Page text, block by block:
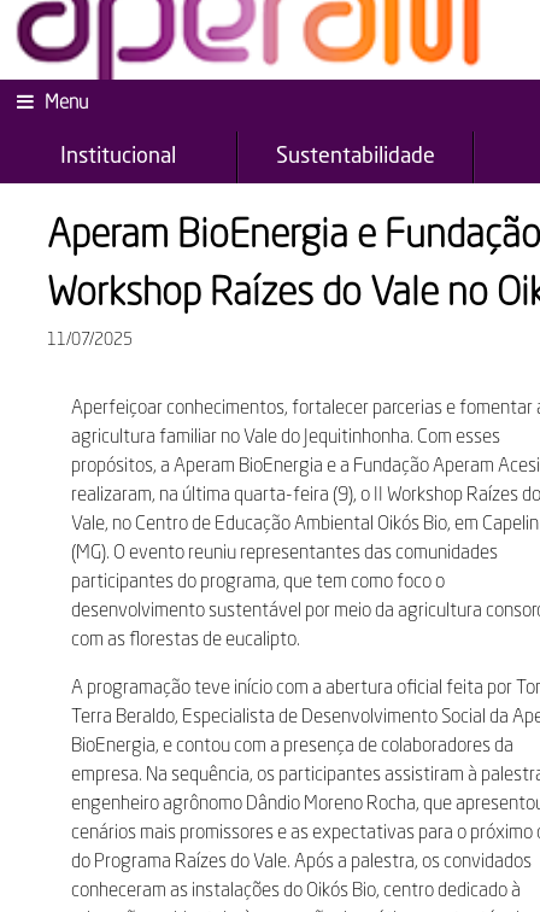
Menu
Institucional Sustentabilidade
Aperam BioEnergia e
Workshop Raízes do Vale no
11/07/2025
Aperfeiçoar conhecimentos, fortalecer parcerias e fomentar
agricultura familiar no Vale do Jequitinhonha. Com esses
propósitos, a Aperam BioEnergia e a Fundação Aperam
realizaram, na última quarta-feira (9), o II Workshop Raízes
Vale, no Centro de Educação Ambiental Oikós Bio, em
(MG). O evento reuniu representantes das comunidades
participantes do programa, que tem como foco o
desenvolvimento sustentável por meio da agricultura
com as florestas de eucalipto.
A programação teve início com a abertura oficial feita por
Terra Beraldo, Especialista de Desenvolvimento Social da
BioEnergia, e contou com a presença de colaboradores da
empresa. Na sequência, os participantes assistiram à
engenheiro agrônomo Dândio Moreno Rocha, que
cenários mais promissores e as expectativas para o próximo
do Programa Raízes do Vale. Após a palestra, os convidados
conheceram as instalações do Oikós Bio, centro dedicado à